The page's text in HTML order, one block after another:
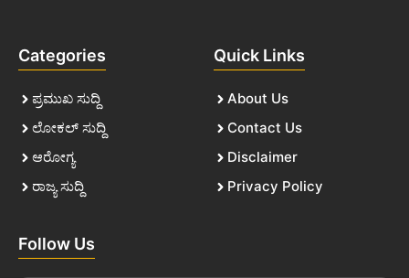
Categories
ಪ್ರಮುಖ ಸುದ್ದಿ
ಲೋಕಲ್ ಸುದ್ದಿ
ಆರೋಗ್ಯ
ರಾಜ್ಯ ಸುದ್ದಿ
Quick Links
About Us
Contact Us
Disclaimer
Privacy Policy
Follow Us